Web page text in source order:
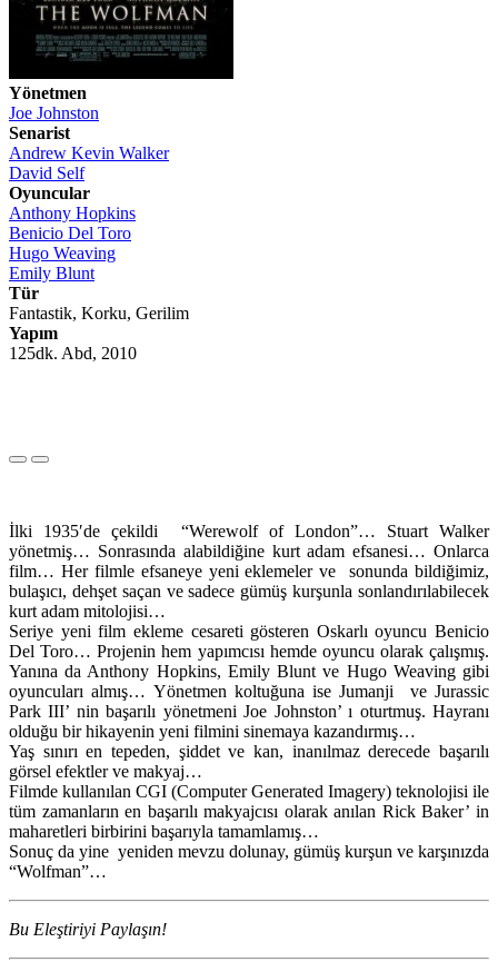
Yönetmen
Joe Johnston
Senarist
Andrew Kevin Walker
David Self
Oyuncular
Anthony Hopkins
Benicio Del Toro
Hugo Weaving
Emily Blunt
Tür
Fantastik, Korku, Gerilim
Yapım
125dk. Abd, 2010
İlki 1935′de çekildi “Werewolf of London”… Stuart Walker
yönetmiş… Sonrasında alabildiğine kurt adam efsanesi… Onlarca
film… Her filmle efsaneye yeni eklemeler ve sonunda bildiğimiz,
bulaşıcı, dehşet saçan ve sadece gümüş kurşunla sonlandırılabilecek
kurt adam mitolojisi…
Seriye yeni film ekleme cesareti gösteren Oskarlı oyuncu Benicio
Del Toro… Projenin hem yapımcısı hemde oyuncu olarak çalışmış.
Yanına da Anthony Hopkins, Emily Blunt ve Hugo Weaving gibi
oyuncuları almış… Yönetmen koltuğuna ise Jumanji ve Jurassic
Park III’ nin başarılı yönetmeni Joe Johnston’ ı oturtmuş. Hayranı
olduğu bir hikayenin yeni filmini sinemaya kazandırmış…
Yaş sınırı en tepeden, şiddet ve kan, inanılmaz derecede başarılı
görsel efektler ve makyaj…
Filmde kullanılan CGI (Computer Generated Imagery) teknolojisi ile
tüm zamanların en başarılı makyajcısı olarak anılan Rick Baker’ in
maharetleri birbirini başarıyla tamamlamış…
Sonuç da yine yeniden mevzu dolunay, gümüş kurşun ve karşınızda
“Wolfman”…
Bu Eleştiriyi Paylaşın!